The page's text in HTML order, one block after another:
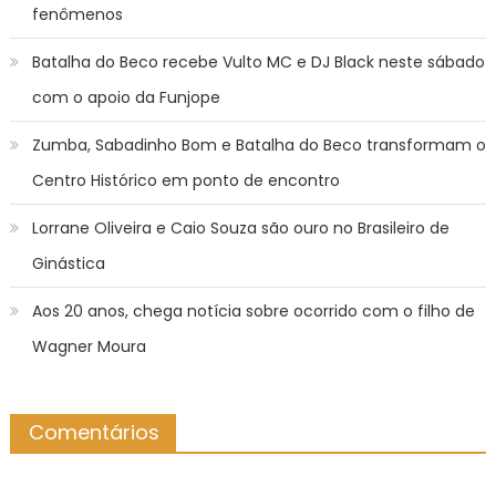
fenômenos
Batalha do Beco recebe Vulto MC e DJ Black neste sábado
com o apoio da Funjope
Zumba, Sabadinho Bom e Batalha do Beco transformam o
Centro Histórico em ponto de encontro
Lorrane Oliveira e Caio Souza são ouro no Brasileiro de
Ginástica
Aos 20 anos, chega notícia sobre ocorrido com o filho de
Wagner Moura
Comentários